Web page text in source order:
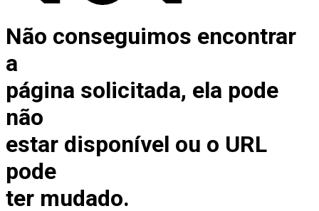
Não conseguimos encontrar
a
página solicitada, ela pode
não
estar disponível ou o URL
pode
ter mudado.